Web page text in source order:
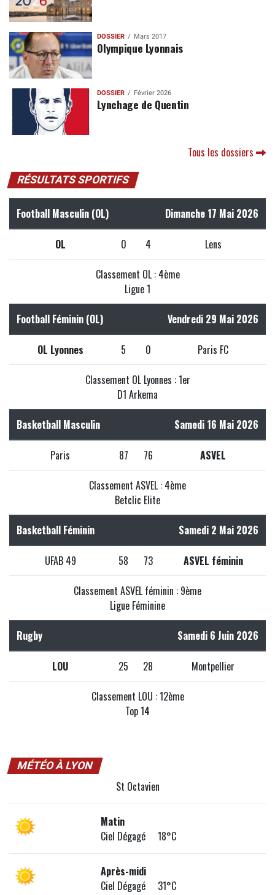
DOSSIER Mars 2017
Olympique Lyonnais
DOSSIER Février 2026
Lynchage de Quentin
Tous les dossiers
RÉSULTATS SPORTIFS
Football Masculin (OL) Dimanche 17 Mai 2026
OL 0 4 Lens
Classement OL : 4ème
Ligue 1
Football Féminin (OL) Vendredi 29 Mai 2026
OL Lyonnes 5 0 Paris FC
Classement OL Lyonnes : 1er
D1 Arkema
Basketball Masculin Samedi 16 Mai 2026
Paris 87 76 ASVEL
Classement ASVEL : 4ème
Betclic Elite
Basketball Féminin Samedi 2 Mai 2026
UFAB 49 58 73 ASVEL féminin
Classement ASVEL féminin : 9ème
Ligue Féminine
Rugby Samedi 6 Juin 2026
LOU 25 28 Montpellier
Classement LOU : 12ème
Top 14
MÉTÉO À LYON
St Octavien
Matin
Ciel Dégagé 18°C
Après-midi
Ciel Dégagé 31°C